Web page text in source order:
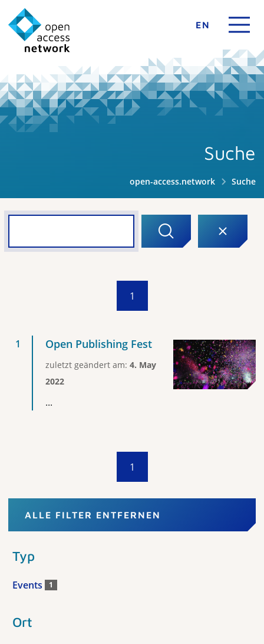
EN
Suche
open-access.network Suche
1
Open Publishing Fest
zuletzt geändert am: 4. May
2022
...
1
ALLE FILTER ENTFERNEN
Typ
Events 1
Ort